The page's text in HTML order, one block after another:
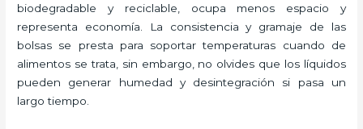
biodegradable y reciclable, ocupa menos espacio y
representa economía. La consistencia y gramaje de las
bolsas se presta para soportar temperaturas cuando de
alimentos se trata, sin embargo, no olvides que los líquidos
pueden generar humedad y desintegración si pasa un
largo tiempo.